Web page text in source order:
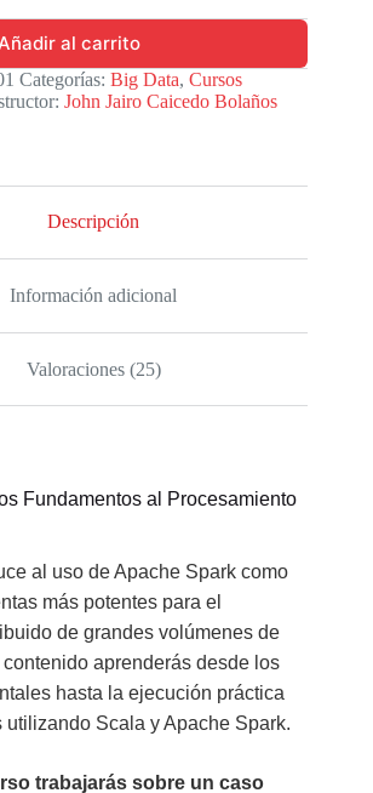
al carrito
Categorías: Big Data, Cursos
John Jairo Caicedo Bolaños
Descripción
Información adicional
Valoraciones (25)
Fundamentos al Procesamiento
al uso de Apache Spark como
más potentes para el
de grandes volúmenes de
aprenderás desde los
hasta la ejecución práctica
Scala y Apache Spark.
trabajarás sobre un caso